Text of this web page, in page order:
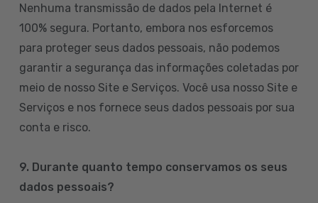
Nenhuma transmissão de dados pela Internet é
100% segura. Portanto, embora nos esforcemos
para proteger seus dados pessoais, não podemos
garantir a segurança das informações coletadas por
meio de nosso Site e Serviços. Você usa nosso Site e
Serviços e nos fornece seus dados pessoais por sua
conta e risco.
9. Durante quanto tempo conservamos os seus
dados pessoais?